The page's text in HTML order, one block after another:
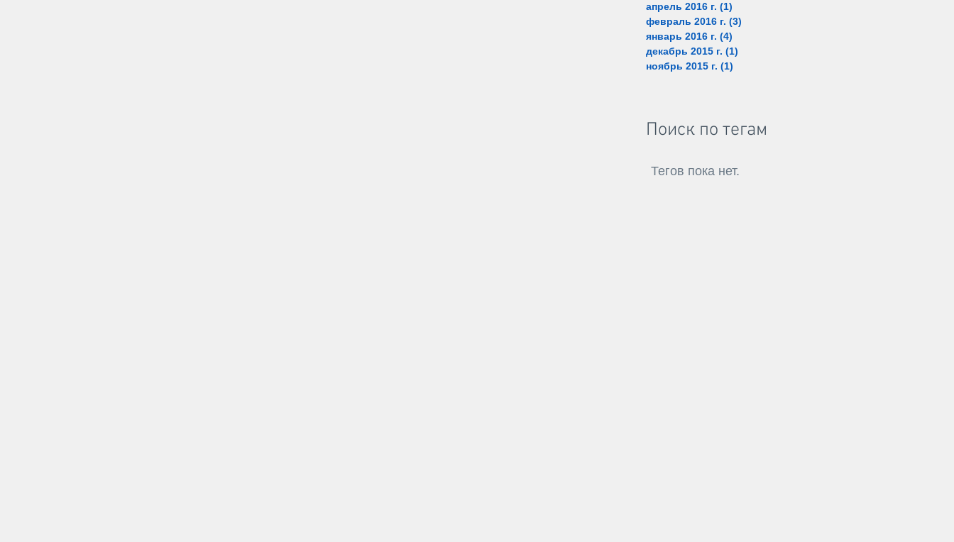
апрель 2016 г. (1)
февраль 2016 г. (3)
январь 2016 г. (4)
декабрь 2015 г. (1)
ноябрь 2015 г. (1)
Поиск по тегам
Тегов пока нет.